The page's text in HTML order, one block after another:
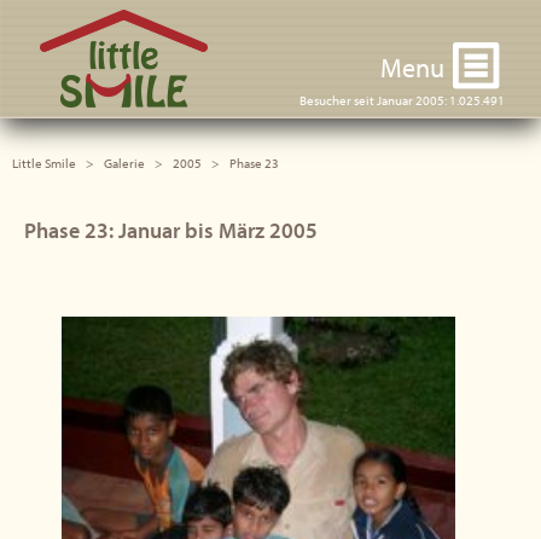
Menu
Besucher seit Januar 2005: 1.025.491
Little Smile Galerie 2005 Phase 23
Phase 23: Januar bis März 2005